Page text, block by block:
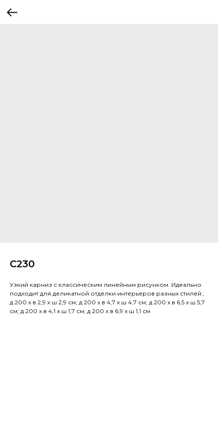
C230
Узкий карниз с классическим линейным рисунком. Идеально
подходит для деликатной отделки интерьеров разных стилей.;
д 200 x в 2,9 x ш 2,9 см; д 200 x в 4,7 x ш 4,7 см; д 200 x в 6,5 x ш 5,7
см; д 200 x в 4,1 x ш 1,7 см; д 200 x в 6,9 x ш 1,1 см